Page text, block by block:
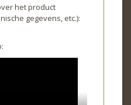
het product
gegevens, etc.):